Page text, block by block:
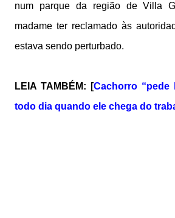
num parque da região de Villa
madame ter reclamado às
estava sendo perturbado.
LEIA TAMBÉM: [Cachorro “pede
todo dia quando ele chega do